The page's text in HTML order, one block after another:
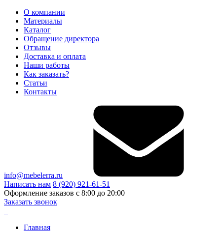
О компании
Материалы
Каталог
Обращение директора
Отзывы
Доставка и оплата
Наши работы
Как заказать?
Статьи
Контакты
info@mebelerra.ru
Написать нам 8 (920) 921-61-51
Оформление заказов с 8:00 до 20:00
Заказать звонок
Главная